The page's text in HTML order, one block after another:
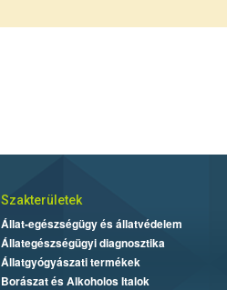
Szakterületek
Állat-egészségügy és állatvédelem
Állategészségügyi diagnosztika
Állatgyógyászati termékek
Borászat és Alkoholos Italok